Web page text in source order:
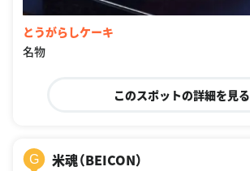
とうがらしケーキ
名物
このスポットの詳細を見る
G 米魂（BEICON）